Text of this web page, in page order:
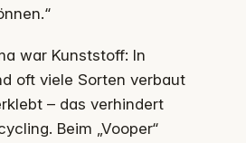
war Kunststoff: In
oft viele Sorten verbaut
– das verhindert
Beim „Vooper“